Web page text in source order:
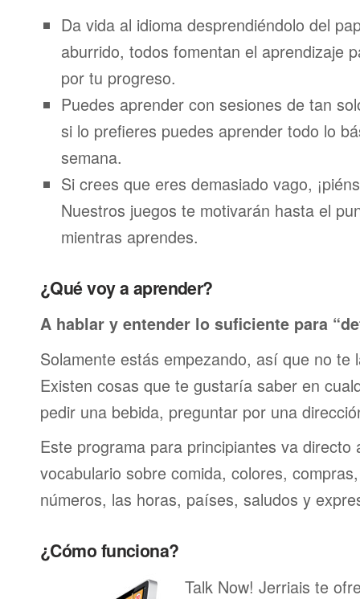
Da vida al idioma desprendiéndolo del
aburrido, todos fomentan el aprendizaje
por tu progreso.
Puedes aprender con sesiones de tan
si lo prefieres puedes aprender todo lo
semana.
Si crees que eres demasiado vago,
Nuestros juegos te motivarán hasta el
mientras aprendes.
¿Qué voy a aprender?
A hablar y entender lo suficiente para
Solamente estás empezando, así que no te
Existen cosas que te gustaría saber en
pedir una bebida, preguntar por una
Este programa para principiantes va directo
vocabulario sobre comida, colores,
números, las horas, países, saludos y
¿Cómo funciona?
Talk Now! Jerriais te